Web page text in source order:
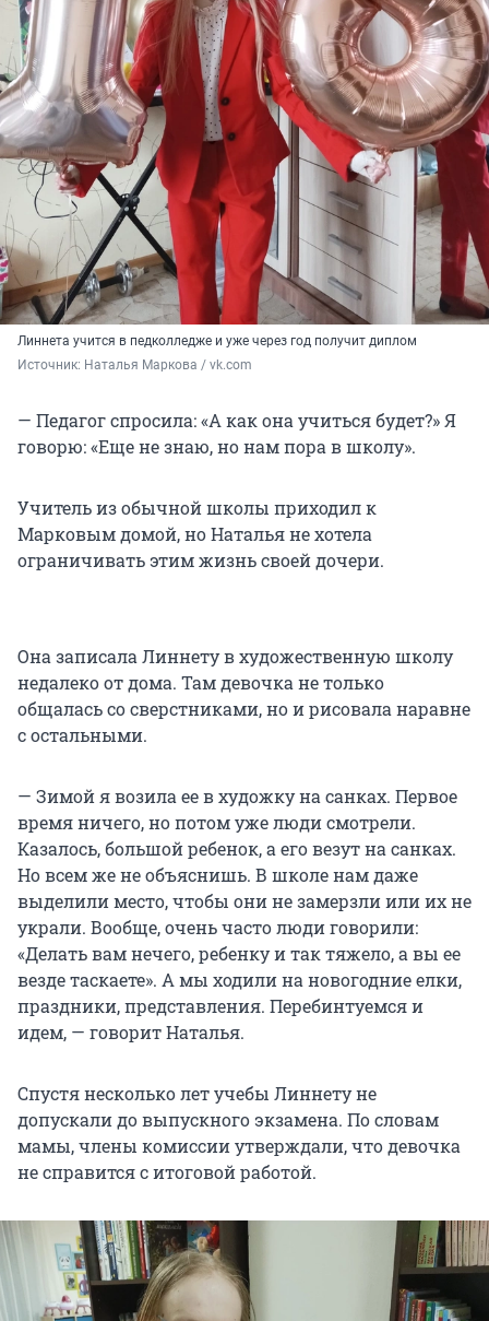
Линнета учится в педколледже и уже через год получит диплом
Источник: Наталья Маркова / vk.com
— Педагог спросила: «А как она учиться будет?» Я
говорю: «Еще не знаю, но нам пора в школу».
Учитель из обычной школы приходил к
Марковым домой, но Наталья не хотела
ограничивать этим жизнь своей дочери.
Она записала Линнету в художественную школу
недалеко от дома. Там девочка не только
общалась со сверстниками, но и рисовала наравне
с остальными.
— Зимой я возила ее в художку на санках. Первое
время ничего, но потом уже люди смотрели.
Казалось, большой ребенок, а его везут на санках.
Но всем же не объяснишь. В школе нам даже
выделили место, чтобы они не замерзли или их не
украли. Вообще, очень часто люди говорили:
«Делать вам нечего, ребенку и так тяжело, а вы ее
везде таскаете». А мы ходили на новогодние елки,
праздники, представления. Перебинтуемся и
идем, — говорит Наталья.
Спустя несколько лет учебы Линнету не
допускали до выпускного экзамена. По словам
мамы, члены комиссии утверждали, что девочка
не справится с итоговой работой.